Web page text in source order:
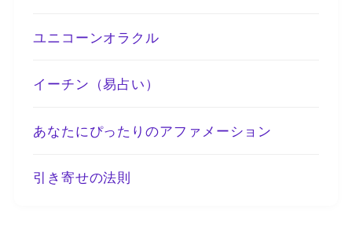
ユニコーンオラクル
イーチン（易占い）
あなたにぴったりのアファメーション
引き寄せの法則